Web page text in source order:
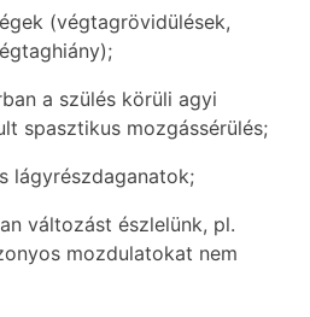
(végtagrövidülések,
a szülés körüli agyi
spasztikus mozgássérülés;
lágyrészdaganatok;
változást észlelünk, pl.
mozdulatokat nem